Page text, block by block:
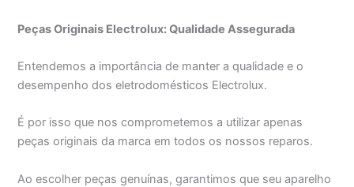
Peças Originais Electrolux: Qualidade Assegurada
Entendemos a importância de manter a qualidade e o
desempenho dos eletrodomésticos Electrolux.
É por isso que nos comprometemos a utilizar apenas
peças originais da marca em todos os nossos reparos.
Ao escolher peças genuínas, garantimos que seu aparelho